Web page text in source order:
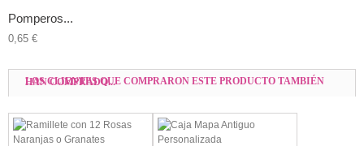
Pomperos...
0,65 €
LOS CLIENTES QUE COMPRARON ESTE PRODUCTO TAMBIÉN HAN COMPRADO...